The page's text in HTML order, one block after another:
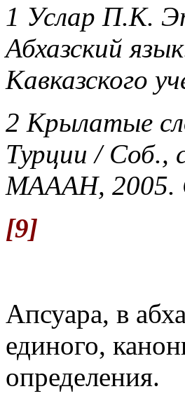
1 Услар П.К.
Абхазский
Кавказского
2 Крылатые
Турции /
МАААН, 2005.
[9]
Апсуара, в
единого,
определения.